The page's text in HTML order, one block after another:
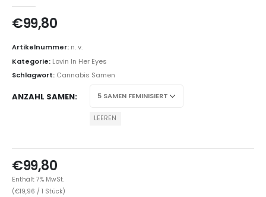
€99,80
Artikelnummer: n. v.
Kategorie: Lovin In Her Eyes
Schlagwort: Cannabis Samen
ANZAHL SAMEN
LEEREN
€99,80
Enthält 7% MwSt.
(€19,96 / 1 Stück)